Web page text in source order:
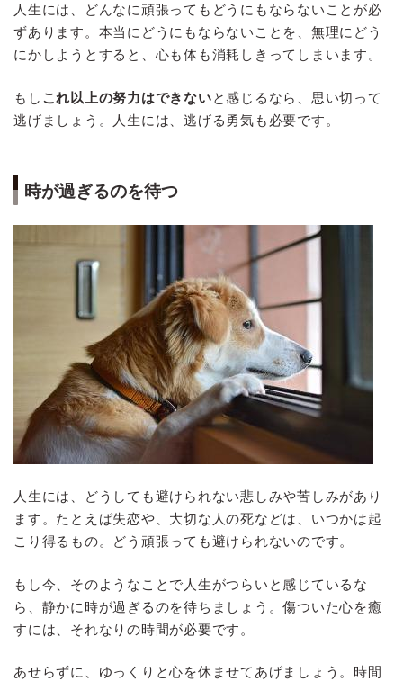
人生には、どんなに頑張ってもどうにもならないことが必
ずあります。本当にどうにもならないことを、無理にどう
にかしようとすると、心も体も消耗しきってしまいます。
もし これ以上の努力はできないと感じるなら、思い切って
逃げましょう。人生には、逃げる勇気も必要です。
時が過ぎるのを待つ
人生には、どうしても避けられない悲しみや苦しみがあり
ます。たとえば失恋や、大切な人の死などは、いつかは起
こり得るもの。どう頑張っても避けられないのです。
もし今、そのようなことで人生がつらいと感じているな
ら、静かに時が過ぎるのを待ちましょう。傷ついた心を癒
すには、それなりの時間が必要です。
あせらずに、ゆっくりと心を休ませてあげましょう。時間